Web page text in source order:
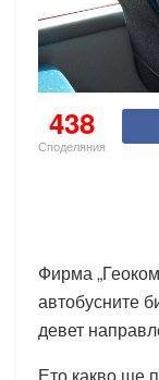
438
Споделяния
Фирма
автобусните
девет
Ето какво ще